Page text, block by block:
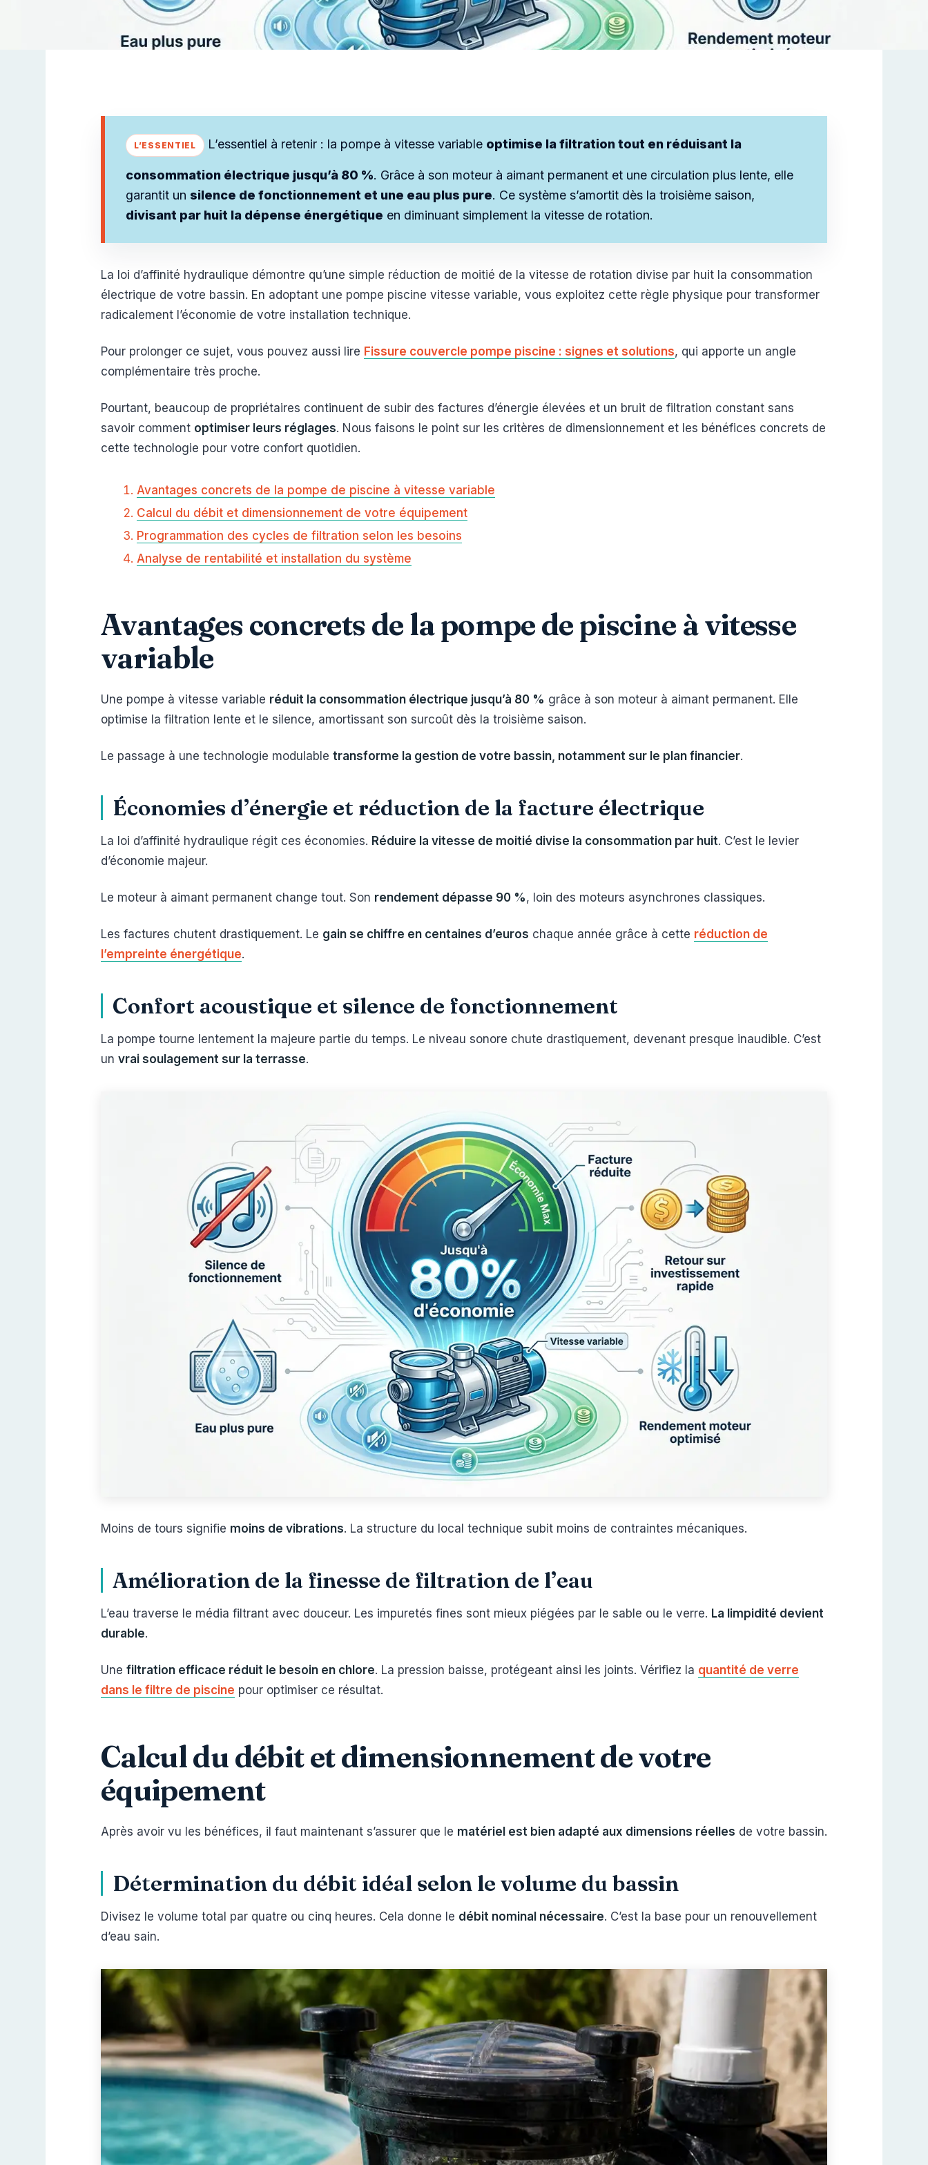
L’essentiel à retenir : la pompe à vitesse variable optimise la filtration tout en réduisant la
consommation électrique jusqu’à 80 %. Grâce à son moteur à aimant permanent et une circulation plus lente, elle
garantit un silence de fonctionnement et une eau plus pure. Ce système s’amortit dès la troisième saison,
divisant par huit la dépense énergétique en diminuant simplement la vitesse de rotation.
La loi d’affinité hydraulique démontre qu’une simple réduction de moitié de la vitesse de rotation divise par huit la consommation
électrique de votre bassin. En adoptant une pompe piscine vitesse variable, vous exploitez cette règle physique pour transformer
radicalement l’économie de votre installation technique.
Pour prolonger ce sujet, vous pouvez aussi lire Fissure couvercle pompe piscine : signes et solutions, qui apporte un angle
complémentaire très proche.
Pourtant, beaucoup de propriétaires continuent de subir des factures d’énergie élevées et un bruit de filtration constant sans
savoir comment optimiser leurs réglages. Nous faisons le point sur les critères de dimensionnement et les bénéfices concrets de
cette technologie pour votre confort quotidien.
Avantages concrets de la pompe de piscine à vitesse variable
Calcul du débit et dimensionnement de votre équipement
Programmation des cycles de filtration selon les besoins
Analyse de rentabilité et installation du système
Avantages concrets de la pompe de piscine à vitesse
variable
Une pompe à vitesse variable réduit la consommation électrique jusqu’à 80 % grâce à son moteur à aimant permanent. Elle
optimise la filtration lente et le silence, amortissant son surcoût dès la troisième saison.
Le passage à une technologie modulable transforme la gestion de votre bassin, notamment sur le plan financier.
Économies d’énergie et réduction de la facture électrique
La loi d’affinité hydraulique régit ces économies. Réduire la vitesse de moitié divise la consommation par huit. C’est le levier
d’économie majeur.
Le moteur à aimant permanent change tout. Son rendement dépasse 90 %, loin des moteurs asynchrones classiques.
Les factures chutent drastiquement. Le gain se chiffre en centaines d’euros chaque année grâce à cette réduction de
l’empreinte énergétique.
Confort acoustique et silence de fonctionnement
La pompe tourne lentement la majeure partie du temps. Le niveau sonore chute drastiquement, devenant presque inaudible. C’est
un vrai soulagement sur la terrasse.
Moins de tours signifie moins de vibrations. La structure du local technique subit moins de contraintes mécaniques.
Amélioration de la finesse de filtration de l’eau
L’eau traverse le média filtrant avec douceur. Les impuretés fines sont mieux piégées par le sable ou le verre. La limpidité devient
durable.
Une filtration efficace réduit le besoin en chlore. La pression baisse, protégeant ainsi les joints. Vérifiez la quantité de verre
dans le filtre de piscine pour optimiser ce résultat.
Calcul du débit et dimensionnement de votre
équipement
Après avoir vu les bénéfices, il faut maintenant s’assurer que le matériel est bien adapté aux dimensions réelles de votre bassin.
Détermination du débit idéal selon le volume du bassin
Divisez le volume total par quatre ou cinq heures. Cela donne le débit nominal nécessaire. C’est la base pour un renouvellement
d’eau sain.